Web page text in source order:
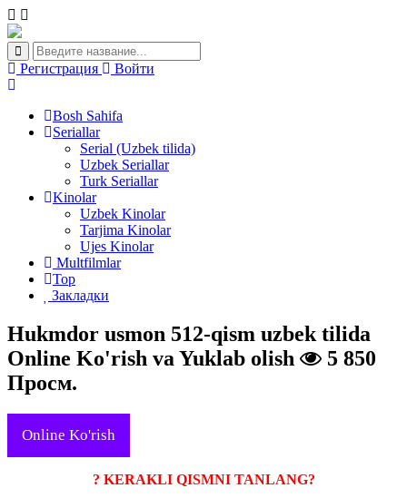
Регистрация Войти
Bosh Sahifa
Seriallar
Serial (Uzbek tilida)
Uzbek Seriallar
Turk Seriallar
Kinolar
Uzbek Kinolar
Tarjima Kinolar
Ujes Kinolar
Multfilmlar
Top
Закладки
Hukmdor usmon 512-qism uzbek tilida
Online Ko'rish va Yuklab olish
5 850
Просм.
Online Ko'rish
? KERAKLI QISMNI TANLANG?